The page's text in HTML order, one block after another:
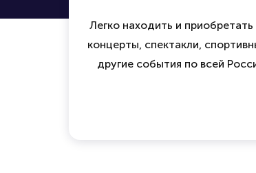
Легко находить и
концерты, спектакли,
другие события по всей